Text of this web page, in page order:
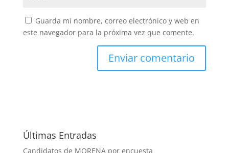
Guarda mi nombre, correo electrónico y web en
este navegador para la próxima vez que comente.
Últimas Entradas
Candidatos de MORENA por encuesta